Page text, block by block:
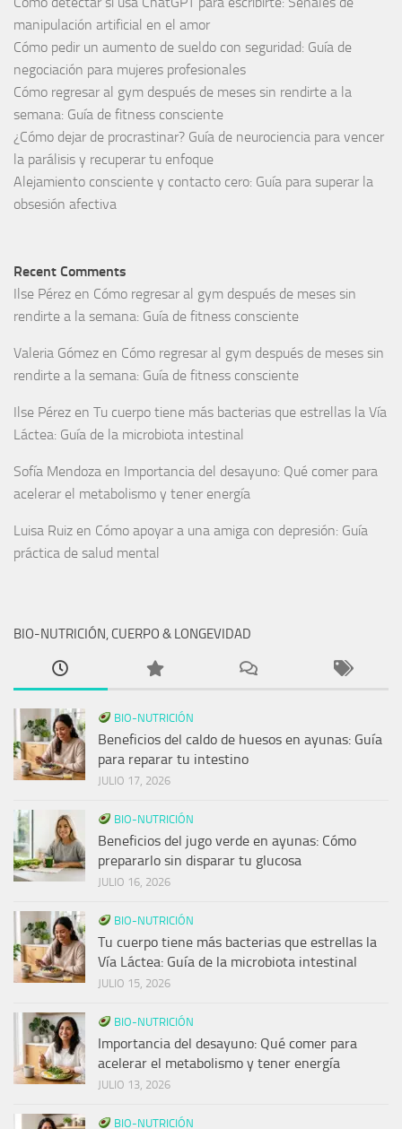
manipulación artificial en el amor
Cómo pedir un aumento de sueldo con seguridad: Guía de
negociación para mujeres profesionales
Cómo regresar al gym después de meses sin rendirte a la
semana: Guía de fitness consciente
¿Cómo dejar de procrastinar? Guía de neurociencia para vencer
la parálisis y recuperar tu enfoque
Alejamiento consciente y contacto cero: Guía para superar la
obsesión afectiva
Recent Comments
Ilse Pérez en Cómo regresar al gym después de meses sin
rendirte a la semana: Guía de fitness consciente
Valeria Gómez en Cómo regresar al gym después de meses sin
rendirte a la semana: Guía de fitness consciente
Ilse Pérez en Tu cuerpo tiene más bacterias que estrellas la Vía
Láctea: Guía de la microbiota intestinal
Sofía Mendoza en Importancia del desayuno: Qué comer para
acelerar el metabolismo y tener energía
Luisa Ruiz en Cómo apoyar a una amiga con depresión: Guía
práctica de salud mental
BIO-NUTRICIÓN, CUERPO & LONGEVIDAD
BIO-NUTRICIÓN
Beneficios del caldo de huesos en ayunas: Guía
para reparar tu intestino
JULIO 17, 2026
BIO-NUTRICIÓN
Beneficios del jugo verde en ayunas: Cómo
prepararlo sin disparar tu glucosa
JULIO 16, 2026
BIO-NUTRICIÓN
Tu cuerpo tiene más bacterias que estrellas la
Vía Láctea: Guía de la microbiota intestinal
JULIO 15, 2026
BIO-NUTRICIÓN
Importancia del desayuno: Qué comer para
acelerar el metabolismo y tener energía
JULIO 13, 2026
BIO-NUTRICIÓN